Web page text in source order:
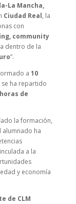
La Mancha,
Ciudad Real, la
con
community
dentro de la
”.
a 10
se ha repartido
de
la formación,
alumnado ha
a la
y economía
de CLM